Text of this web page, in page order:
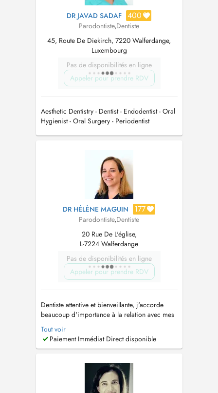
DR JAVAD SADAF 400
Parodontiste,Dentiste
45, Route De Diekirch, 7220 Walferdange,
Luxembourg
Pas de disponibilités en ligne
Appeler pour prendre RDV
Aesthetic Dentistry - Dentist - Endodentist - Oral
Hygienist - Oral Surgery - Periodentist
DR HÉLÈNE MAGUIN 177
Parodontiste,Dentiste
20 Rue De L'église,
L-7224 Walferdange
Pas de disponibilités en ligne
Appeler pour prendre RDV
Dentiste attentive et bienveillante, j'accorde
beaucoup d'importance à la relation avec mes
patients. Nous vous accueillons dans un
cabinet chaleureux et professionnel, en prenant
le soin de vous écouter, de vous rassurer et de
soins. Je pratique : - Soins...
Tout voir
Paiement Immédiat Direct disponible